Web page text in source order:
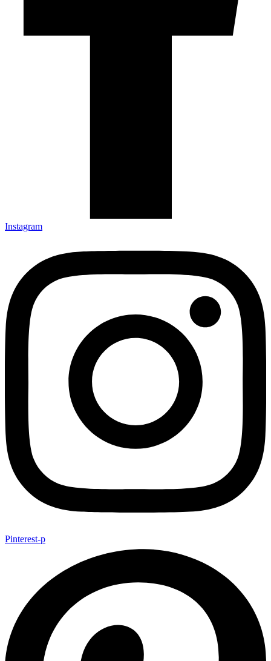
Instagram
Pinterest-p